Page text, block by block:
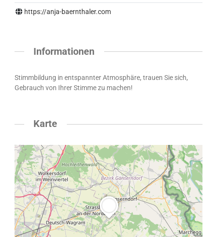
https://anja-baernthaler.com
Informationen
Stimmbildung in entspannter Atmosphäre, trauen Sie sich,
Gebrauch von Ihrer Stimme zu machen!
Karte